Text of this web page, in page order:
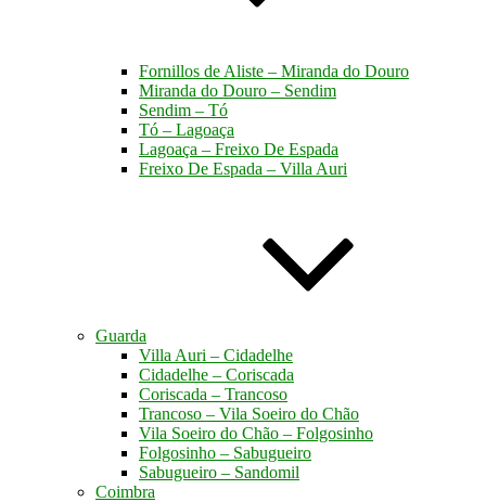
Fornillos de Aliste – Miranda do Douro
Miranda do Douro – Sendim
Sendim – Tó
Tó – Lagoaça
Lagoaça – Freixo De Espada
Freixo De Espada – Villa Auri
Guarda
Villa Auri – Cidadelhe
Cidadelhe – Coriscada
Coriscada – Trancoso
Trancoso – Vila Soeiro do Chão
Vila Soeiro do Chão – Folgosinho
Folgosinho – Sabugueiro
Sabugueiro – Sandomil
Coimbra